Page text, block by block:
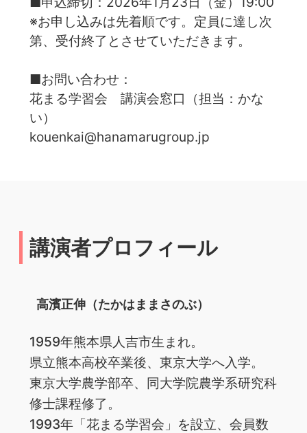
※お申し込みは先着順です。定員に達し次
第、受付終了とさせていただきます。
■お問い合わせ：
花まる学習会 講演会窓口（担当：かな
い）
kouenkai@hanamarugroup.jp
講演者プロフィール
高濱正伸（たかはままさのぶ）
1959年熊本県人吉市生まれ。
県立熊本高校卒業後、東京大学へ入学。
東京大学農学部卒、同大学院農学系研究科
修士課程修了。
1993年「花まる学習会」を設立、会員数